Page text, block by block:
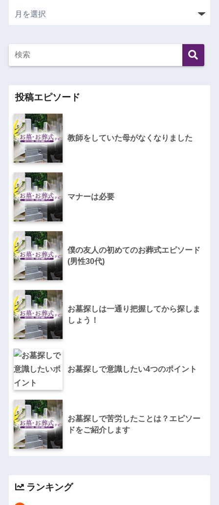
投稿エピソード
教師をしていた母がなくなりました
マナーは必要
僕の友人の初めてのお葬式エピソード
(男性30代)
お墓探しは一通り把握してから探しま
しょう！
お墓探しで意識したい4つのポイント
お墓探しで苦労したことは？エピソー
ドをご紹介します
ランキング